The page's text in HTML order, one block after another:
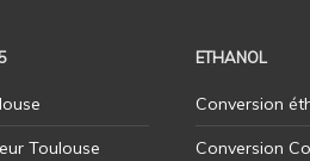
Toulouse
ETHANOL
Conversion
Conversion